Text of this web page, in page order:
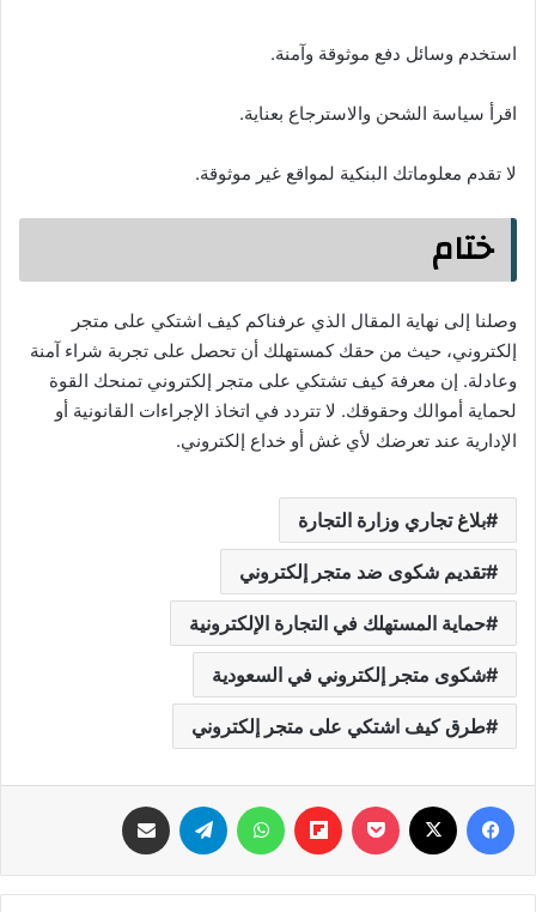
استخدم وسائل دفع موثوقة وآمنة.
اقرأ سياسة الشحن والاسترجاع بعناية.
لا تقدم معلوماتك البنكية لمواقع غير موثوقة.
ختام
وصلنا إلى نهاية المقال الذي عرفناكم كيف اشتكي على متجر
إلكتروني، حيث من حقك كمستهلك أن تحصل على تجربة شراء آمنة
وعادلة. إن معرفة كيف تشتكي على متجر إلكتروني تمنحك القوة
لحماية أموالك وحقوقك. لا تتردد في اتخاذ الإجراءات القانونية أو
الإدارية عند تعرضك لأي غش أو خداع إلكتروني.
بلاغ تجاري وزارة التجارة
تقديم شكوى ضد متجر إلكتروني
حماية المستهلك في التجارة الإلكترونية
شكوى متجر إلكتروني في السعودية
طرق كيف اشتكي على متجر إلكتروني
فيسبوك ‫Pocket
Flipboard واتساب تيلقرام